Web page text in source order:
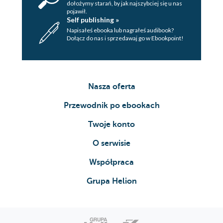
dołożymy starań, by jak najszybciej się u nas
pojawił.
Self publishing »
Napisałeś ebooka lub nagrałeś audibook?
Dołącz do nas i sprzedawaj go w Ebookpoint!
Nasza oferta
Przewodnik po ebookach
Twoje konto
O serwisie
Współpraca
Grupa Helion